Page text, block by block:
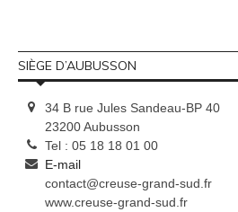
SIÈGE D’AUBUSSON
34 B rue Jules Sandeau-BP 40
23200 Aubusson
Tel : 05 18 18 01 00
E-mail
contact@creuse-grand-sud.fr
www.creuse-grand-sud.fr